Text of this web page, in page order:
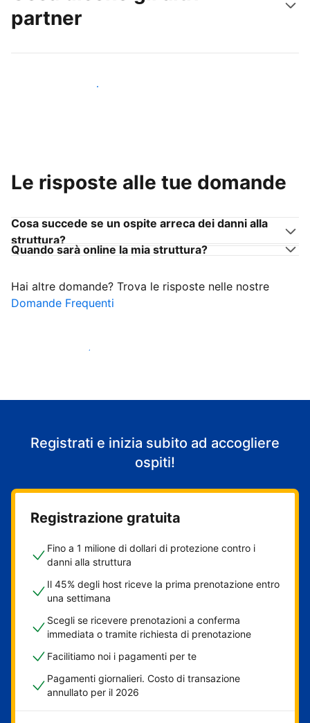
partner
Unisciti ad altri host come te
Le risposte alle tue domande
Cosa succede se un ospite arreca dei danni alla
struttura?
Quando sarà online la mia struttura?
Hai altre domande? Trova le risposte nelle nostre
Domande Frequenti
Inizia ad accogliere ospiti
Registrati e inizia subito ad accogliere
ospiti!
Registrazione gratuita
Fino a 1 milione di dollari di protezione contro i
danni alla struttura
Il 45% degli host riceve la prima prenotazione entro
una settimana
Scegli se ricevere prenotazioni a conferma
immediata o tramite richiesta di prenotazione
Facilitiamo noi i pagamenti per te
Pagamenti giornalieri. Costo di transazione
annullato per il 2026